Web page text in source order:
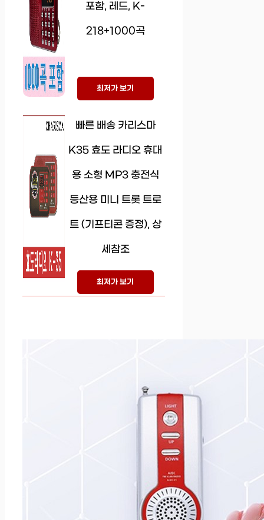
포함, 레드, K-
218+1000곡
최저가 보기
빠른 배송 카리스마
K35 효도 라디오 휴대
용 소형 MP3 충전식
등산용 미니 트롯 트로
트 (기프티콘 증정), 상
세참조
최저가 보기